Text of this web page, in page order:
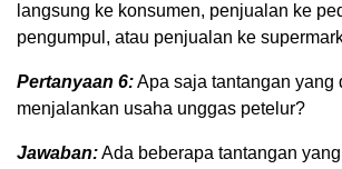
langsung ke konsumen, penjualan ke
pengumpul, atau penjualan ke
Pertanyaan 6:Apa saja tantangan yang
menjalankan usaha unggas petelur?
Jawaban:Ada beberapa tantangan